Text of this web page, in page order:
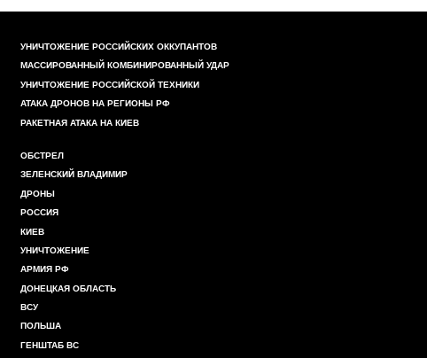
УНИЧТОЖЕНИЕ РОССИЙСКИХ ОККУПАНТОВ
МАССИРОВАННЫЙ КОМБИНИРОВАННЫЙ УДАР
УНИЧТОЖЕНИЕ РОССИЙСКОЙ ТЕХНИКИ
АТАКА ДРОНОВ НА РЕГИОНЫ РФ
РАКЕТНАЯ АТАКА НА КИЕВ
ОБСТРЕЛ
ЗЕЛЕНСКИЙ ВЛАДИМИР
ДРОНЫ
РОССИЯ
КИЕВ
УНИЧТОЖЕНИЕ
АРМИЯ РФ
ДОНЕЦКАЯ ОБЛАСТЬ
ВСУ
ПОЛЬША
ГЕНШТАБ ВС